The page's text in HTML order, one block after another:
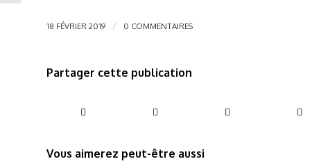
18 FÉVRIER 2019 / 0 COMMENTAIRES
Partager cette publication
Vous aimerez peut-être aussi